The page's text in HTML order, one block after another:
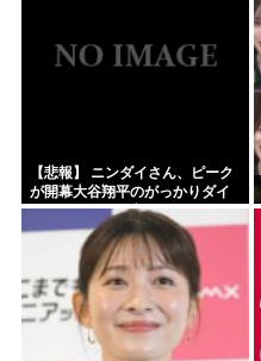
【悲報】 ニンダイさん、ピーク
が開幕大谷翔平のがっかりダイ
レクトだったと言われてしまう